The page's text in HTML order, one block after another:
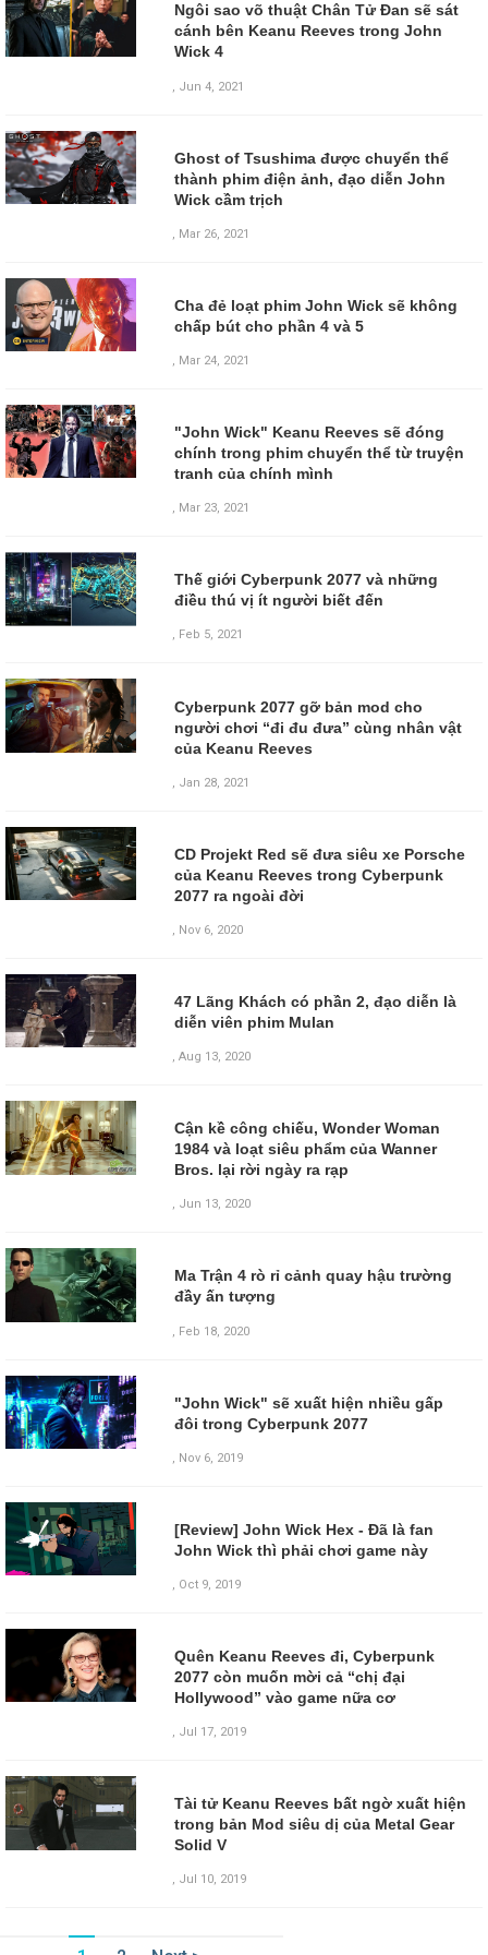
Ngôi sao võ thuật Chân Tử Đan sẽ sát
cánh bên Keanu Reeves trong John
Wick 4
Jun 4, 2021
Ghost of Tsushima được chuyển thể
thành phim điện ảnh, đạo diễn John
Wick cầm trịch
, Mar 26, 2021
Cha đẻ loạt phim John Wick sẽ không
chấp bút cho phần 4 và 5
, Mar 24, 2021
"John Wick" Keanu Reeves sẽ đóng
chính trong phim chuyển thể từ truyện
tranh của chính mình
, Mar 23, 2021
Thế giới Cyberpunk 2077 và những
điều thú vị ít người biết đến
, Feb 5, 2021
Cyberpunk 2077 gỡ bản mod cho
người chơi “đi đu đưa” cùng nhân vật
của Keanu Reeves
, Jan 28, 2021
CD Projekt Red sẽ đưa siêu xe Porsche
của Keanu Reeves trong Cyberpunk
2077 ra ngoài đời
, Nov 6, 2020
47 Lãng Khách có phần 2, đạo diễn là
diễn viên phim Mulan
,Aug 13, 2020
Cận kề công chiếu, Wonder Woman
1984 và loạt siêu phẩm của Wanner
Bros. lại rời ngày ra rạp
, Jun 13, 2020
Ma Trận 4 rò rỉ cảnh quay hậu trường
đầy ấn tượng
Feb 18, 2020
"John Wick" sẽ xuất hiện nhiều gấp
đôi trong Cyberpunk 2077
, Nov 6, 2019
[Review] John Wick Hex - Đã là fan
John Wick thì phải chơi game này
, Oct 9, 2019
Quên Keanu Reeves đi, Cyberpunk
2077 còn muốn mời cả “chị đại
Hollywood” vào game nữa cơ
, Jul 17, 2019
Tài tử Keanu Reeves bất ngờ xuất hiện
trong bản Mod siêu dị của Metal Gear
Solid V
, Jul 10, 2019